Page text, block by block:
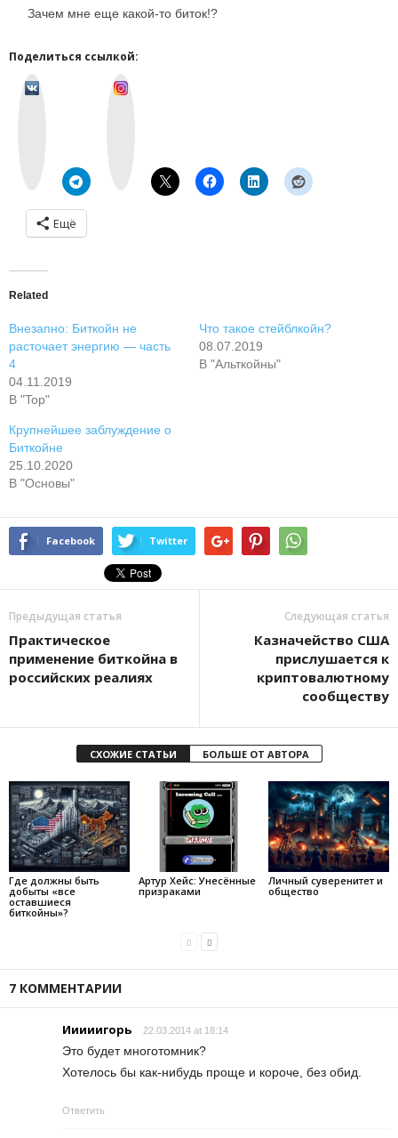
Зачем мне еще какой-то биток!?
Поделиться ссылкой:
Ещё
Related
Внезапно: Биткойн не
расточает энергию — часть
4
04.11.2019
В "Top"
Что такое стейблкойн?
08.07.2019
В "Альткойны"
Крупнейшее заблуждение о
Биткойне
25.10.2020
В "Основы"
Facebook Twitter
Предыдущая статья
Практическое
применение биткойна в
российских реалиях
Следующая статья
Казначейство США
прислушается к
криптовалютному
сообществу
СХОЖИЕ СТАТЬИ БОЛЬШЕ ОТ АВТОРА
Где должны быть
добыты «все
оставшиеся
биткойны»?
Артур Хейс: Унесённые
призраками
Личный суверенитет и
общество
7 КОММЕНТАРИИ
Ииииигорь 22.03.2014 at 18:14
Это будет многотомник?
Хотелось бы как-нибудь проще и короче, без обид.
Ответить